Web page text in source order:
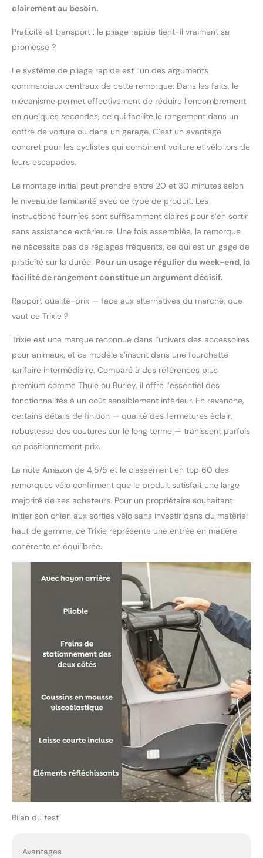
clairement au besoin.
Praticité et transport : le pliage rapide tient-il vraiment sa
promesse ?
Le système de pliage rapide est l’un des arguments
commerciaux centraux de cette remorque. Dans les faits, le
mécanisme permet effectivement de réduire l’encombrement
en quelques secondes, ce qui facilite le rangement dans un
coffre de voiture ou dans un garage. C’est un avantage
concret pour les cyclistes qui combinent voiture et vélo lors de
leurs escapades.
Le montage initial peut prendre entre 20 et 30 minutes selon
le niveau de familiarité avec ce type de produit. Les
instructions fournies sont suffisamment claires pour s’en sortir
sans assistance extérieure. Une fois assemblée, la remorque
ne nécessite pas de réglages fréquents, ce qui est un gage de
praticité sur la durée. Pour un usage régulier du week-end, la
facilité de rangement constitue un argument décisif.
Rapport qualité-prix — face aux alternatives du marché, que
vaut ce Trixie ?
Trixie est une marque reconnue dans l’univers des accessoires
pour animaux, et ce modèle s’inscrit dans une fourchette
tarifaire intermédiaire. Comparé à des références plus
premium comme Thule ou Burley, il offre l’essentiel des
fonctionnalités à un coût sensiblement inférieur. En revanche,
certains détails de finition — qualité des fermetures éclair,
robustesse des coutures sur le long terme — trahissent parfois
ce positionnement prix.
La note Amazon de 4,5/5 et le classement en top 60 des
remorques vélo confirment que le produit satisfait une large
majorité de ses acheteurs. Pour un propriétaire souhaitant
initier son chien aux sorties vélo sans investir dans du matériel
haut de gamme, ce Trixie représente une entrée en matière
cohérente et équilibrée.
Bilan du test
Avantages